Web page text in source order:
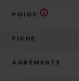
POIDS
FICHE
AGRÉMENTS